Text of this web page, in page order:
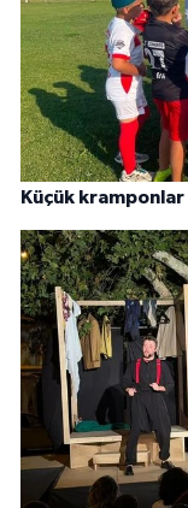
Küçük